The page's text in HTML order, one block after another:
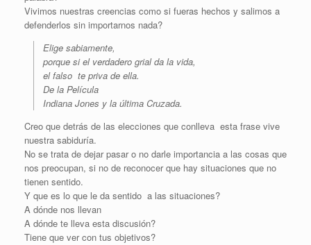
Vivimos nuestras creencias como si fueras hechos y salimos a
defenderlos sin importarnos nada?
Elige sabiamente,
porque si el verdadero grial da la vida,
el falso te priva de ella.
De la Película
Indiana Jones y la última Cruzada.
Creo que detrás de las elecciones que conlleva esta frase vive
nuestra sabiduría.
No se trata de dejar pasar o no darle importancia a las cosas que
nos preocupan, si no de reconocer que hay situaciones que no
tienen sentido.
Y que es lo que le da sentido a las situaciones?
A dónde nos llevan
A dónde te lleva esta discusión?
Tiene que ver con tus objetivos?